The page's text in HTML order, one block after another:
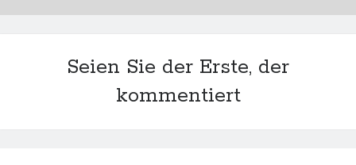
Seien Sie der Erste, der
kommentiert